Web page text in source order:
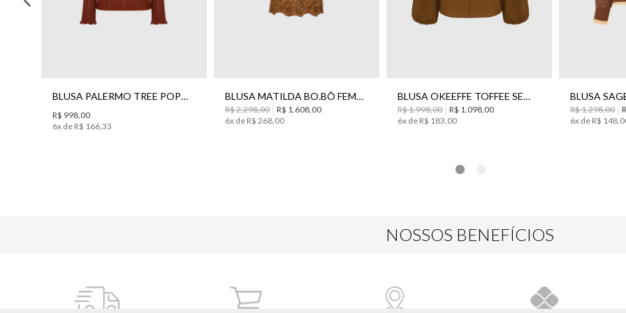
BLUSA PALERMO TREE POPPY TRICOT BO.BÔ FEMININA
R$ 998,00
6x de R$ 166 ,33
BLUSA MATILDA BO.BÔ FEMININA
R$ 2.298,00
R$ 1.608,00
6x de R$ 268 00
BLUSA OKEEFFE TOFFEE SEDA BO.BÔ FEMININA
R$ 1.998,00
R$ 1.098,00
6x de R$ 183 00
R$ 1.298,00
6x de R$ 148
NOSSOS BENEFÍCIOS